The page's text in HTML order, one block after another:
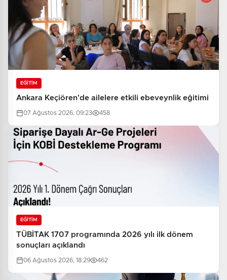
EĞİTİM
Ankara Keçiören'de ailelere etkili ebeveynlik eğitimi
07 Ağustos 2026, 09:23 458
EĞİTİM
TÜBİTAK 1707 programında 2026 yılı ilk dönem
sonuçları açıklandı
06 Ağustos 2026, 18:29 462